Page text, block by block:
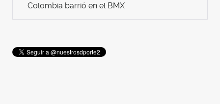
Colombia barrió en el BMX